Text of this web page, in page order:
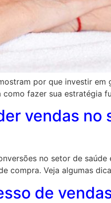
por que investir
fazer sua estratégia
vendas no
no setor de
compra. Veja algumas
de